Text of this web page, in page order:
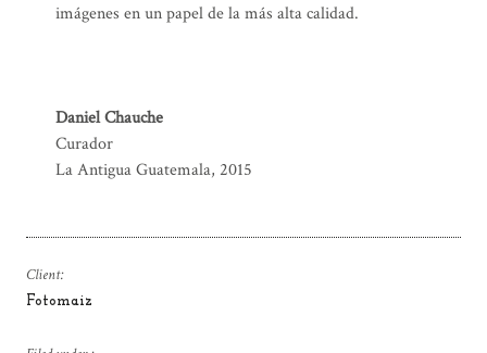
imágenes en un papel de la más alta calidad.
Daniel Chauche
Curador
La Antigua Guatemala, 2015
Client:
Fotomaiz